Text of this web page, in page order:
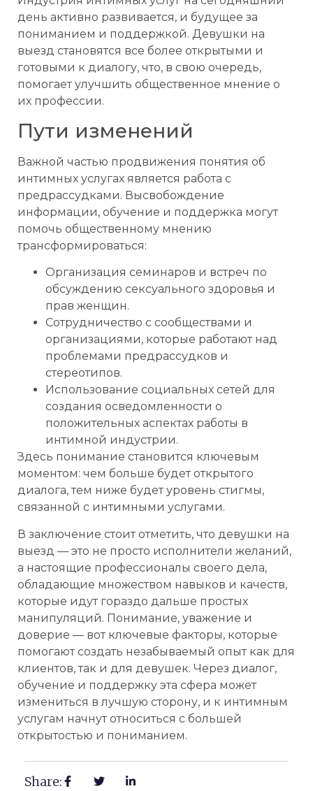
день активно развивается, и будущее за
пониманием и поддержкой. Девушки на
выезд становятся все более открытыми и
готовыми к диалогу, что, в свою очередь,
помогает улучшить общественное мнение о
их профессии.
Пути изменений
Важной частью продвижения понятия об
интимных услугах является работа с
предрассудками. Высвобождение
информации, обучение и поддержка могут
помочь общественному мнению
трансформироваться:
Организация семинаров и встреч по
обсуждению сексуального здоровья и
прав женщин.
Сотрудничество с сообществами и
организациями, которые работают над
проблемами предрассудков и
стереотипов.
Использование социальных сетей для
создания осведомленности о
положительных аспектах работы в
интимной индустрии.
Здесь понимание становится ключевым
моментом: чем больше будет открытого
диалога, тем ниже будет уровень стигмы,
связанной с интимными услугами.
В заключение стоит отметить, что девушки на
выезд — это не просто исполнители желаний,
а настоящие профессионалы своего дела,
обладающие множеством навыков и качеств,
которые идут гораздо дальше простых
манипуляций. Понимание, уважение и
доверие — вот ключевые факторы, которые
помогают создать незабываемый опыт как для
клиентов, так и для девушек. Через диалог,
обучение и поддержку эта сфера может
измениться в лучшую сторону, и к интимным
услугам начнут относиться с большей
открытостью и пониманием.
Share: